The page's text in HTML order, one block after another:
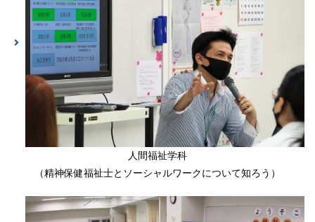
人間福祉学科
（精神保健福祉士とソーシャルワークについて知ろう）